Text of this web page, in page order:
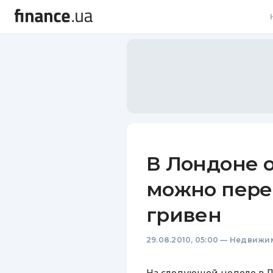
В Лондоне
можно
гривен
29.08.2010, 05:00 —